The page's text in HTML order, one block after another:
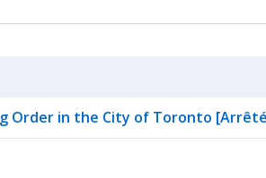
Order in the City of Toronto